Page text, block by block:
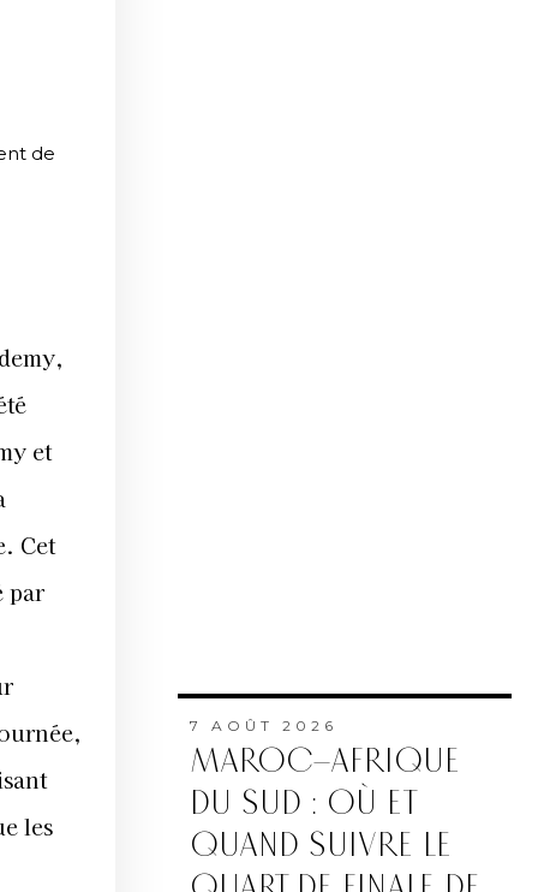
de
et
Cet
par
les
7 AOÛT 2026
MAROC–AFRIQUE
DU SUD : OÙ ET
QUAND SUIVRE LE